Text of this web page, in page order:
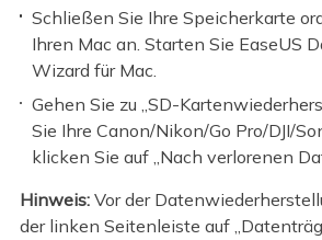
Schließen Sie Ihre Speicherkarte
Ihren Mac an. Starten Sie EaseUS
Wizard für Mac.
Gehen Sie zu „SD-
Sie Ihre Canon/Nikon/Go Pro/DJI/
klicken Sie auf „Nach verlorenen
Hinweis:Vor der
der linken Seitenleiste auf